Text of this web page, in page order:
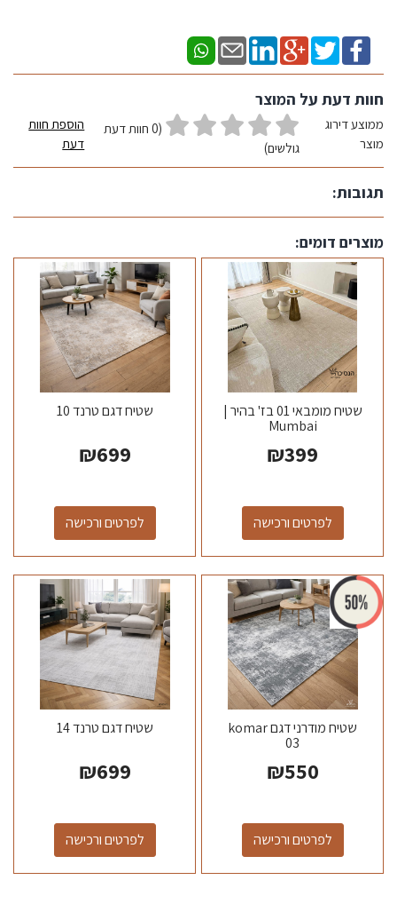
חוות דעת על המוצר
ממוצע דירוג
מוצר
(0 חוות דעת
גולשים)
הוספת חוות
דעת
תגובות:
מוצרים דומים:
שטיח מומבאי 01 בז' בהיר |
Mumbai
₪399
לפרטים ורכישה
שטיח דגם טרנד 10
₪699
לפרטים ורכישה
שטיח מודרני דגם komar
03
₪550
לפרטים ורכישה
שטיח דגם טרנד 14
₪699
לפרטים ורכישה